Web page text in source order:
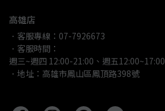
高雄店
．客服專線：07-7926673
．客服時間：
週三~週四 12:00-21:00、週五12:00~17:00
．地址：高雄市鳳山區鳳頂路398號